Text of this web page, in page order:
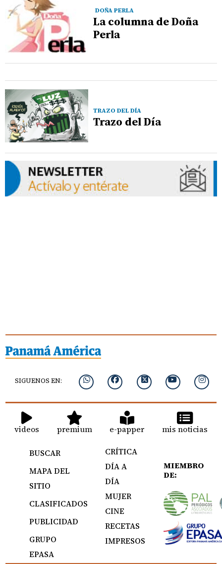
DOÑA PERLA
La columna de Doña
Perla
TRAZO DEL DÍA
Trazo del Día
SIGUENOS EN:
videos premium e-papper mis noticias
BUSCAR
MAPA DEL
SITIO
CLASIFICADOS
PUBLICIDAD
GRUPO
EPASA
CRÍTICA
DÍA A
DÍA
MUJER
CINE
RECETAS
IMPRESOS
MIEMBRO
DE: